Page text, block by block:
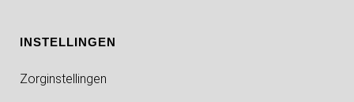
INSTELLINGEN
Zorginstellingen